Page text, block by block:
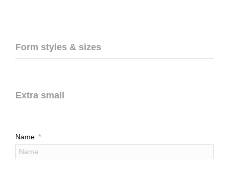
Form styles & sizes
Extra small
Name